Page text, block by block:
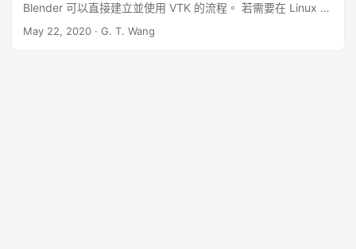
Blender 可以直接建立並使用 VTK 的流程。 若需要在 Linux 系
統下安裝 BVTKNodes，可參考 Linux 系統 Blender 安裝與使
May 22, 2020 · G. T. Wang